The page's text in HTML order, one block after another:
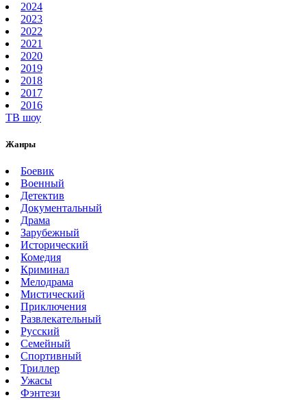
2024
2023
2022
2021
2020
2019
2018
2017
2016
ТВ шоу
Жанры
Боевик
Военный
Детектив
Документальный
Драма
Зарубежный
Исторический
Комедия
Криминал
Мелодрама
Мистический
Приключения
Развлекательный
Русский
Семейный
Спортивный
Триллер
Ужасы
Фэнтези